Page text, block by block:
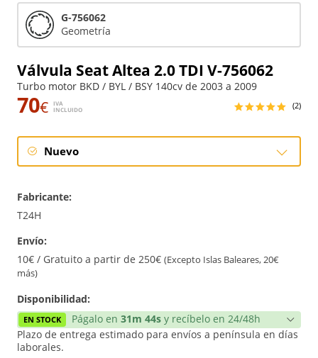
Válvula Seat Altea 2.0 TDI V-756062
Turbo motor BKD / BYL / BSY 140cv de 2003 a 2009
70€
IVA
INCLUIDO
(2)
Nuevo
Fabricante:
T24H
Envío:
10€ / Gratuito a partir de 250€ (Excepto Islas Baleares, 20€
más)
Disponibilidad:
EN STOCK Págalo en 31m 44s y recíbelo en 24/48h
Plazo de entrega estimado para envíos a península en días
laborales.
G-756062
Geometría